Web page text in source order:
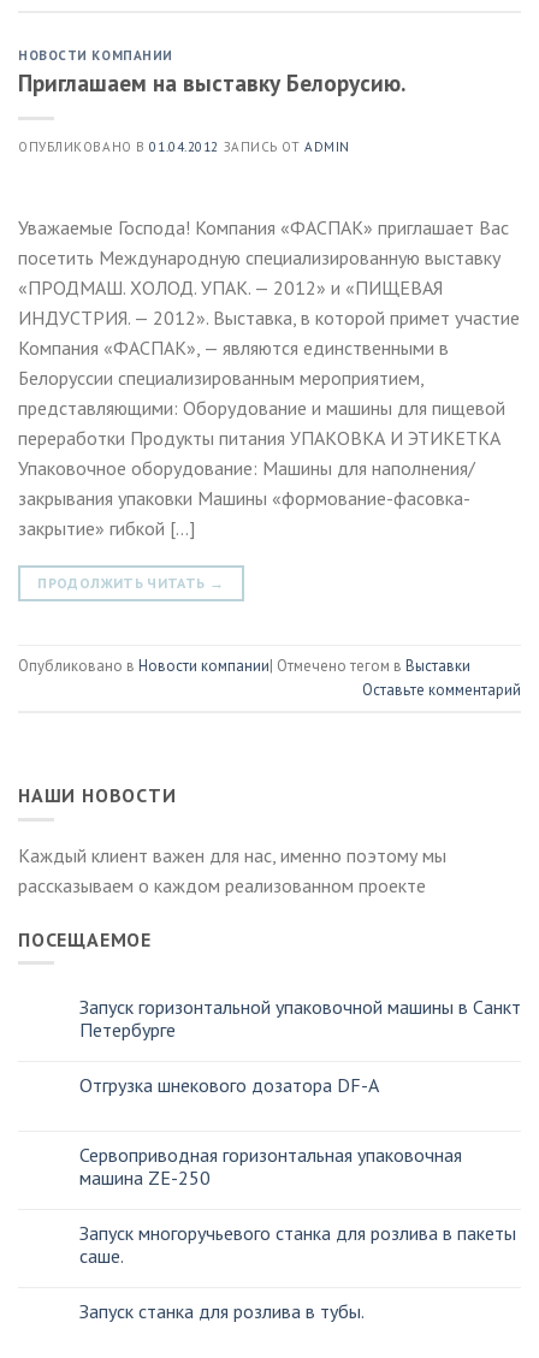
НОВОСТИ КОМПАНИИ
Приглашаем на выставку Белорусию.
ОПУБЛИКОВАНО В01.04.2012 ЗАПИСЬ ОТADMIN
Уважаемые Господа! Компания «ФАСПАК» приглашает Вас
посетить Международную специализированную выставку
«ПРОДМАШ. ХОЛОД. УПАК. — 2012» и «ПИЩЕВАЯ
ИНДУСТРИЯ. — 2012». Выставка, в которой примет участие
Компания «ФАСПАК», — являются единственными в
Белоруcсии специализированным мероприятием,
представляющими: Оборудование и машины для пищевой
переработки Продукты питания УПАКОВКА И ЭТИКЕТКА
Упаковочное оборудование: Машины для наполнения/
закрывания упаковки Машины «формование-фасовка-
закрытие» гибкой […]
ПРОДОЛЖИТЬ ЧИТАТЬ →
Опубликовано в Новости компании| Отмечено тегом в Выставки
Оставьте комментарий
НАШИ НОВОСТИ
Каждый клиент важен для нас, именно поэтому мы
рассказываем о каждом реализованном проекте
ПОСЕЩАЕМОЕ
Запуск горизонтальной упаковочной машины в Санкт
Петербурге
Отгрузка шнекового дозатора DF-A
Сервоприводная горизонтальная упаковочная
машина ZE-250
Запуск многоручьевого станка для розлива в пакеты
саше.
Запуск станка для розлива в тубы.